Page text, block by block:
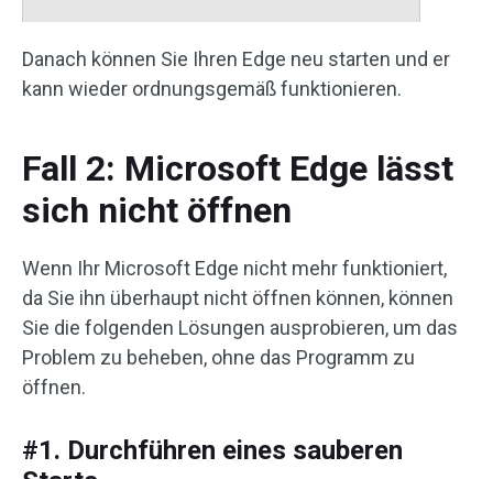
Danach können Sie Ihren Edge neu starten und er
kann wieder ordnungsgemäß funktionieren.
Fall 2: Microsoft Edge lässt
sich nicht öffnen
Wenn Ihr Microsoft Edge nicht mehr funktioniert,
da Sie ihn überhaupt nicht öffnen können, können
Sie die folgenden Lösungen ausprobieren, um das
Problem zu beheben, ohne das Programm zu
öffnen.
#1. Durchführen eines sauberen